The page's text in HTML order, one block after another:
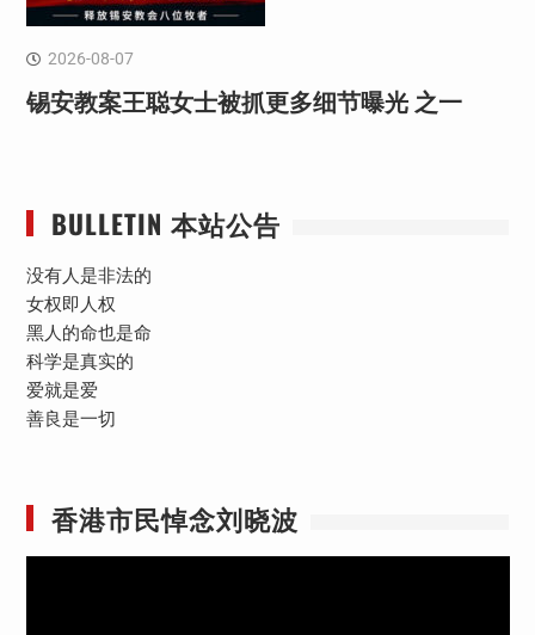
2026-08-07
锡安教案王聪女士被抓更多细节曝光 之一
BULLETIN 本站公告
没有人是非法的
女权即人权
黑人的命也是命
科学是真实的
爱就是爱
善良是一切
香港市民悼念刘晓波